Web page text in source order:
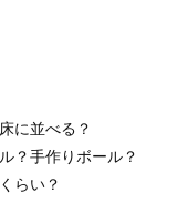
に並べる？
？手作りボール？
らい？